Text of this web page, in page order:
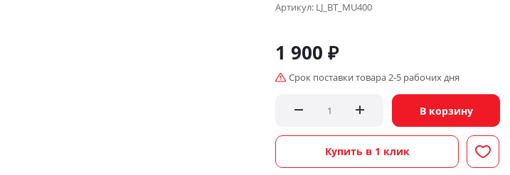
Артикул: LJ_BT_MU400
1 900 ₽
Срок поставки товара 2-5 рабочих дня
В корзину
Купить в 1 клик